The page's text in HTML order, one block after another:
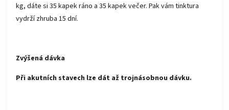
kg, dáte si 35 kapek ráno a 35 kapek večer. Pak vám tinktura
vydrží zhruba 15 dní.
Zvýšená dávka
Při akutních stavech lze dát až trojnásobnou dávku.